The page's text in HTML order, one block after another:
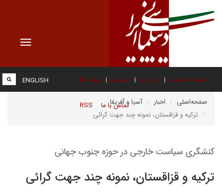
Toggle
صفحه نخست درباره ما عضویت پیوند ها
تماس با ما RSS
ENGLISH
صفحه‌اصلی اخبار
آسیا و آفریقا
ترکیه و قزاقستان، نمونه چند جهت‌‌ گرائی
کنشگری سیاست خارجی در حوزه جنوب جهانی
ترکیه و قزاقستان، نمونه چند جهت‌‌ گرائی